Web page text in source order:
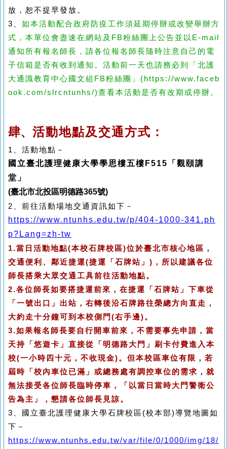
放，恕不提早發放。
3、 如本活動配合政府防疫工作須延期停辦或改變舉辦方
式，本單位會盡速在網站及FB粉絲團上公告並以E-mail
通知所有報名師長，請各位報名師長隨時注意自己的電
子信箱是否有收到通知。活動前一天也請務必到「北護
大通識教育中心國文組FB粉絲團」(https://www.faceb
ook.com/slrcntunhs/)查看本活動是否有改期或停辦。
肆、 活動地點及交通方式：
1、活動地點－
國立臺北護理健康大學學思樓五樓 F515
「觀頤講
堂」
(臺北市北投區明德路365號)
2、前往活動場地交通資訊如下－
https://www.ntunhs.edu.tw/p/404-1000-341.ph
p?Lang=zh-tw
1.當日活動地點(本校石牌校區)位於臺北市核心地區，
交通便利、鄰近捷運(捷運「石牌站」)，所以建議各位
師長搭乘大眾交通工具前往活動地點。
2.各位師長如要搭捷運前來，在捷運「石牌站」下車從
「一號出口」出站，右轉後沿石牌路往榮總方向直走，
大約走十分鐘可到本校側門(右手邊)。
3.如果報名師長要自行開車前來，不需要事先申請，當
天持「悠遊卡」直接從「明德路大門」刷卡付費進入本
校(一小時四十元，不收現金)。但本校區車位有限，若
屆時「校內車位已滿」或總務處有調控車位的需求，就
無法接受各位師長臨時停車，「以當日當時大門警衛公
告為主」，懇請各位師長見諒。
3
、國立臺北護理健康大學石牌校區(校本部)導覽地圖如
下－
https://www.ntunhs.edu.tw/var/file/0/1000/img/18/